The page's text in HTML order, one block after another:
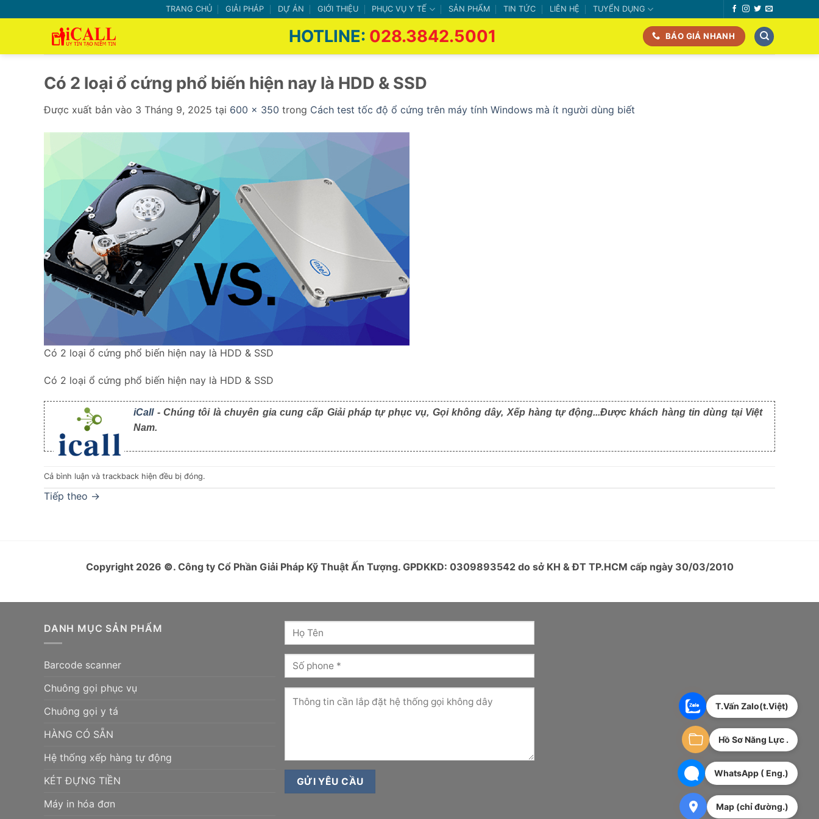
qua
dung
TRANG CHỦ GIẢI PHÁP DỰ ÁN GIỚI THIỆU PHỤC VỤ Y TẾ SẢN PHẨM TIN TỨC LIÊN HỆ TUYỂN DỤNG
HOTLINE: 028.3842.5001 BÁO GIÁ NHANH
Có 2 loại ổ cứng phổ biến hiện nay là HDD & SSD
Được xuất bản vào 3 Tháng 9, 2025 tại 600 × 350 trong Cách test tốc độ ổ cứng trên máy tính Windows mà ít người dùng biết
Có 2 loại ổ cứng phổ biến hiện nay là HDD & SSD
Có 2 loại ổ cứng phổ biến hiện nay là HDD & SSD
iCall- Chúng tôi là chuyên gia cung cấp Giải pháp tự phục vụ, Gọi không dây, Xếp hàng tự động...Được khách hàng tin dùng tại Việt
Nam.
Cả bình luận và trackback hiện đều bị đóng.
Tiếp theo →
Copyright 2026 ©. Công ty Cổ Phần Giải Pháp Kỹ Thuật Ấn Tượng. GPDKKD: 0309893542 do sở KH & ĐT TP.HCM cấp ngày 30/03/2010
DANH MỤC SẢN PHẨM
Barcode scanner
Chuông gọi phục vụ
Chuông gọi y tá
HÀNG CÓ SẴN
Hệ thống xếp hàng tự động
KÉT ĐỰNG TIỀN
Máy in hóa đơn
T.Vấn Zalo(t.Việt)
Hồ Sơ Năng Lực .
WhatsApp ( Eng.)
Map (chỉ đường.)